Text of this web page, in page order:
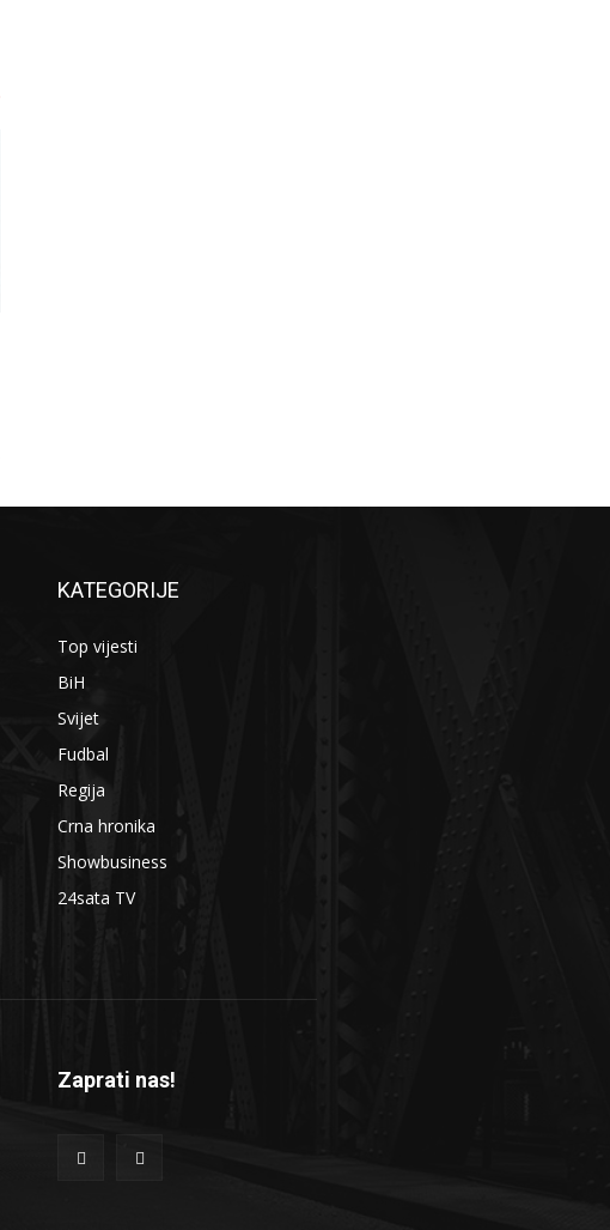
KATEGORIJE
Top vijesti
BiH
Svijet
Fudbal
Regija
Crna hronika
Showbusiness
24sata TV
Zaprati nas!